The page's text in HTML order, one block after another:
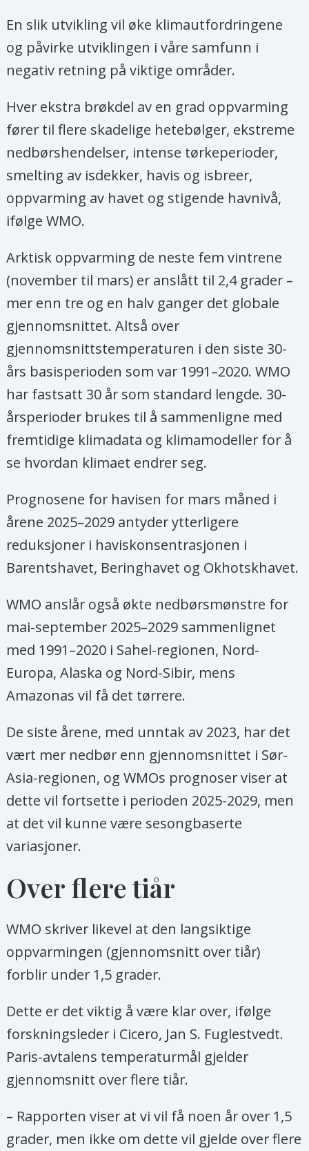
prøve å begrense
temperaturøkningen til 1,5 grader.
nasjonale utslippsmål til FN. I
klimaavtalen står det at disse etter
hvert skal skjerpes, og planen er å
oppdatere dem hvert femte år.
I tillegg skal landene styrke sin evne
til å tilpasse seg klimaendringene.
Rike land skal etter planen skaffe til
veie minst 100 milliarder dollar årlig
til klimatiltak i fattige land.
Avtalen trådte formelt i kraft i
november 2016.
En slik utvikling vil øke klimautfordringene
og påvirke utviklingen i våre samfunn i
negativ retning på viktige områder.
Hver ekstra brøkdel av en grad oppvarming
fører til flere skadelige hetebølger, ekstreme
nedbørshendelser, intense tørkeperioder,
smelting av isdekker, havis og isbreer,
oppvarming av havet og stigende havnivå,
ifølge WMO.
Arktisk oppvarming de neste fem vintrene
(november til mars) er anslått til 2,4 grader –
mer enn tre og en halv ganger det globale
gjennomsnittet. Altså over
gjennomsnittstemperaturen i den siste 30-
års basisperioden som var 1991–2020. WMO
har fastsatt 30 år som standard lengde. 30-
årsperioder brukes til å sammenligne med
fremtidige klimadata og klimamodeller for å
se hvordan klimaet endrer seg.
Prognosene for havisen for mars måned i
årene 2025–2029 antyder ytterligere
reduksjoner i haviskonsentrasjonen i
Barentshavet, Beringhavet og Okhotskhavet.
WMO anslår også økte nedbørsmønstre for
mai-september 2025–2029 sammenlignet
med 1991–2020 i Sahel-regionen, Nord-
Europa, Alaska og Nord-Sibir, mens
Amazonas vil få det tørrere.
De siste årene, med unntak av 2023, har det
vært mer nedbør enn gjennomsnittet i Sør-
Asia-regionen, og WMOs prognoser viser at
dette vil fortsette i perioden 2025-2029, men
at det vil kunne være sesongbaserte
variasjoner.
Over flere tiår
WMO skriver likevel at den langsiktige
oppvarmingen (gjennomsnitt over tiår)
forblir under 1,5 grader.
Dette er det viktig å være klar over, ifølge
forskningsleder i Cicero, Jan S. Fuglestvedt.
Paris-avtalens temperaturmål gjelder
gjennomsnitt over flere tiår.
– Rapporten viser at vi vil få noen år over 1,5
grader, men ikke om dette vil gjelde over flere